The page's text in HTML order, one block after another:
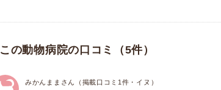
この動物病院の口コミ（5件）
みかんままさん（掲載口コミ1件・イヌ）